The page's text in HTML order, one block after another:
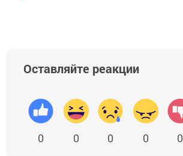
Оставляйте реакции
0 0 0 0 0